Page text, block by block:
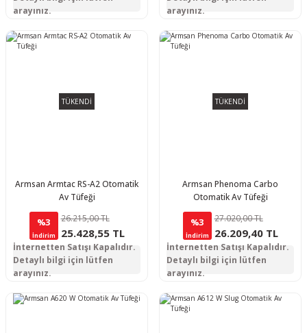
arayınız.
arayınız.
TÜKENDİ
Armsan Armtac RS-A2 Otomatik
Av Tüfeği
%3
İndirim
26.215,00 TL
25.428,55 TL
İnternetten Satışı Kapalıdır.
Detaylı bilgi için lütfen
arayınız.
TÜKENDİ
Armsan Phenoma Carbo
Otomatik Av Tüfeği
%3
İndirim
27.020,00 TL
26.209,40 TL
İnternetten Satışı Kapalıdır.
Detaylı bilgi için lütfen
arayınız.